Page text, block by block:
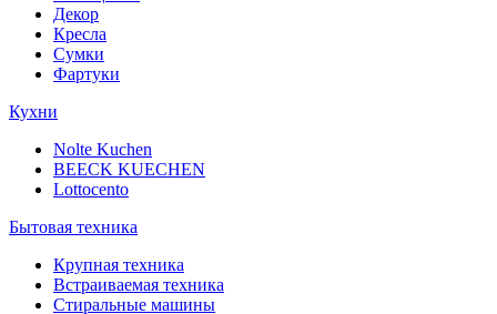
Декор
Кресла
Сумки
Фартуки
Кухни
Nolte Kuchen
BEECK KUECHEN
Lottocento
Бытовая техника
Крупная техника
Встраиваемая техника
Стиральные машины